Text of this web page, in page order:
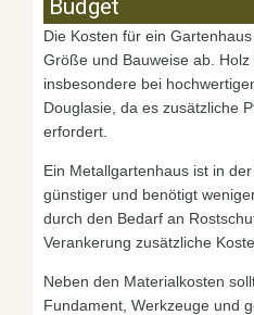
Budget
Die Kosten für ein
Größe und Bauweise ab. Holz
insbesondere bei
Douglasie, da es zusätzliche
erfordert.
Ein Metallgartenhaus ist in
günstiger und benötigt
durch den Bedarf an
Verankerung zusätzliche
Neben den Materialkosten
Fundament, Werkzeuge und